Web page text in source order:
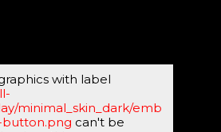
with label
minimal_skin_dark/emb
button.png can't be